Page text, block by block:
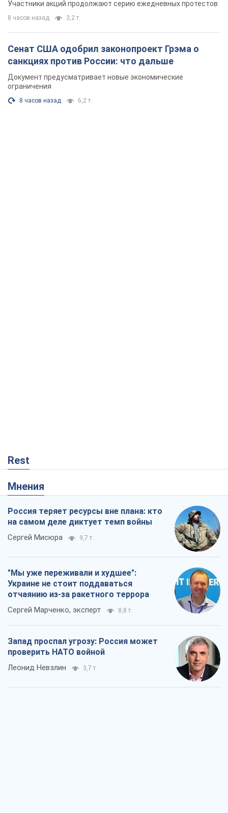
Участники акций продолжают серию ежедневных протестов
8 часов назад 3,2 т.
Сенат США одобрил законопроект Грэма о
санкциях против России: что дальше
Документ предусматривает новые экономические
ограничения
8 часов назад 6,2 т.
Rest
Мнения
Россия теряет ресурсы вне плана: кто
на самом деле диктует темп войны
Сергей Мисюра 9,7 т.
"Мы уже переживали и худшее":
Украине не стоит поддаваться
отчаянию из-за ракетного террора
Сергей Марченко, эксперт 8,8 т.
Запад проспал угрозу: Россия может
проверить НАТО войной
Леонид Невзлин 3,7 т.